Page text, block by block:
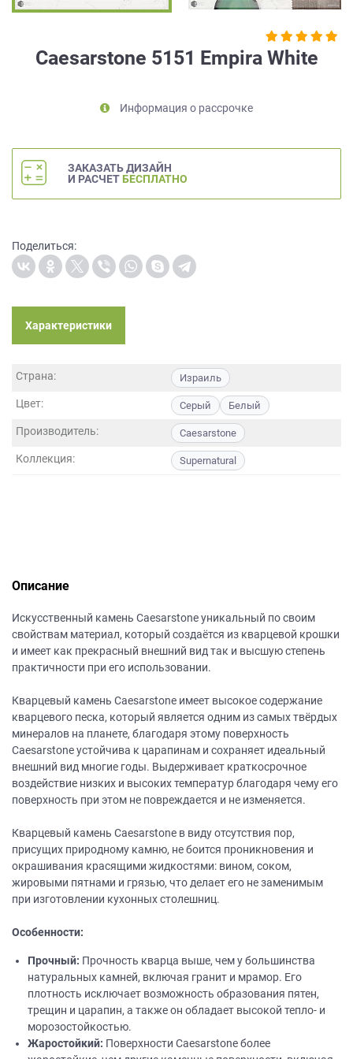
Caesarstone 5151 Empira White
Информация о рассрочке
ЗАКАЗАТЬ ДИЗАЙН
И РАСЧЕТ БЕСПЛАТНО
Поделиться:
Характеристики
Страна: Израиль
Цвет: Серый Белый
Производитель: Caesarstone
Коллекция: Supernatural
Описание
Искусственный камень Caesarstone уникальный по своим
свойствам материал, который создаётся из кварцевой крошки
и имеет как прекрасный внешний вид так и высшую степень
практичности при его использовании.
Кварцевый камень Caesarstone имеет высокое содержание
кварцевого песка, который является одним из самых твёрдых
минералов на планете, благодаря этому поверхность
Caesarstone устойчива к царапинам и сохраняет идеальный
внешний вид многие годы. Выдерживает краткосрочное
воздействие низких и высоких температур благодаря чему его
поверхность при этом не повреждается и не изменяется.
Кварцевый камень Caesarstone в виду отсутствия пор,
присущих природному камню, не боится проникновения и
окрашивания красящими жидкостями: вином, соком,
жировыми пятнами и грязью, что делает его не заменимым
при изготовлении кухонных столешниц.
Особенности:
Прочный: Прочность кварца выше, чем у большинства
натуральных камней, включая гранит и мрамор. Его
плотность исключает возможность образования пятен,
трещин и царапин, а также он обладает высокой тепло- и
морозостойкостью.
Жаростойкий: Поверхности Caesarstone более
на
данных,
персональных
данных
порядке
Политики
обработки
персональных